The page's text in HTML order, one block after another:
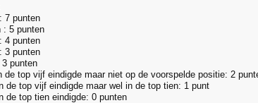
7 punten
: 5 punten
4 punten
3 punten
punten
de top vijf eindigde maar niet op de voorspelde positie: 2
de top vijf eindigde maar wel in de top tien: 1 punt
de top tien eindigde: 0 punten